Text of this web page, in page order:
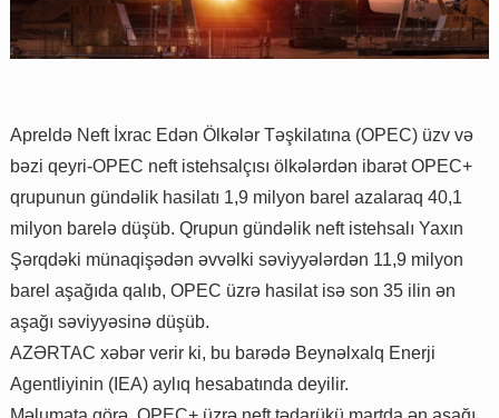
Apreldə Neft İxrac Edən Ölkələr Təşkilatına (OPEC) üzv və
bəzi qeyri-OPEC neft istehsalçısı ölkələrdən ibarət OPEC+
qrupunun gündəlik hasilatı 1,9 milyon barel azalaraq 40,1
milyon barelə düşüb. Qrupun gündəlik neft istehsalı Yaxın
Şərqdəki münaqişədən əvvəlki səviyyələrdən 11,9 milyon
barel aşağıda qalıb, OPEC üzrə hasilat isə son 35 ilin ən
aşağı səviyyəsinə düşüb.
AZƏRTAC xəbər verir ki, bu barədə Beynəlxalq Enerji
Agentliyinin (IEA) aylıq hesabatında deyilir.